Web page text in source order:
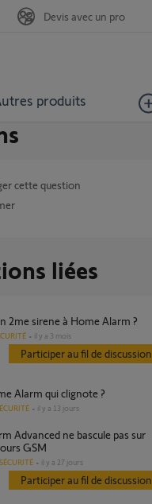
produits
Devis avec un pro
cette question
liées
2me sirene à Home Alarm ?
il y a 3 mois
Participer au fil de discussion
Alarm qui clignote ?
il y a 13 jours
GSM
SÉCURITÉ il y a 27 jours
Participer au fil de discussion